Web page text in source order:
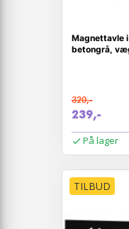
Magnettavle
betongrå,
320,-
239,-
På lager
TILBUD